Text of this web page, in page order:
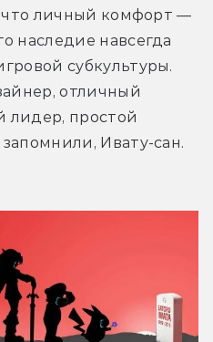
что личный комфорт —
наследие навсегда
субкультуры.
отличный
лидер, простой
Ивату-сан.